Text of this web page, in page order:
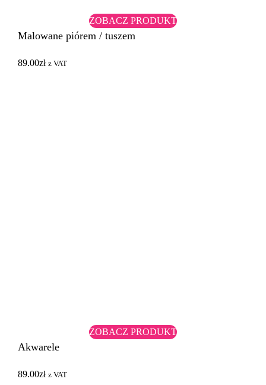
ZOBACZ PRODUKT
Malowane piórem / tuszem
89.00zł z VAT
ZOBACZ PRODUKT
Akwarele
89.00zł z VAT